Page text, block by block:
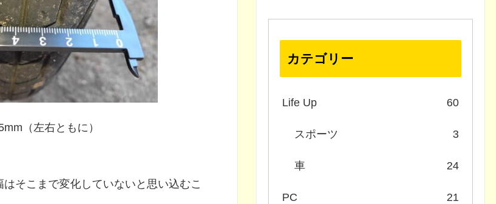
（左右ともに）
そこまで変化していないと思い込むこ
カテゴリー
Life Up 60
スポーツ 3
車 24
PC 21